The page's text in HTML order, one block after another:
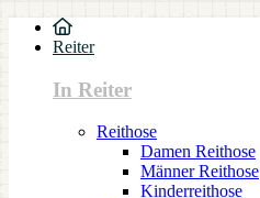
Reiter
In Reiter
Reithose
Damen Reithose
Männer Reithose
Kinderreithose